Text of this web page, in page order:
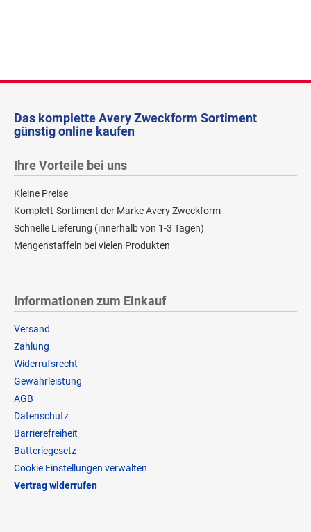
Das komplette Avery Zweckform Sortiment
günstig online kaufen
Ihre Vorteile bei uns
Kleine Preise
Komplett-Sortiment der Marke Avery Zweckform
Schnelle Lieferung (innerhalb von 1-3 Tagen)
Mengenstaffeln bei vielen Produkten
Informationen zum Einkauf
Versand
Zahlung
Widerrufsrecht
Gewährleistung
AGB
Datenschutz
Barrierefreiheit
Batteriegesetz
Cookie Einstellungen verwalten
Vertrag widerrufen